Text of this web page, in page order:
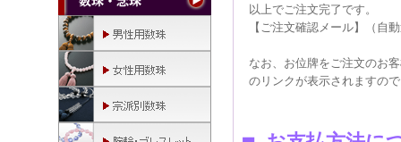
以上でご注文完了です。
【ご注文確認メール】（自
なお、お位牌をご注文のお
のリンクが表示されますの